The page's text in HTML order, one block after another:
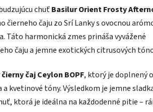
chuťBasilur Orient Frosty
čierneho čaju zo Srí Lanky s ovocnou
Táto harmonická zmes prináša vyvážené
čaju a jemne exotických citrusových
čierny čaj Ceylon BOPF, ktorý je doplnený o
kvetinové tóny. Výsledkom je jemne
ktorá je ideálna na každodenné pitie –